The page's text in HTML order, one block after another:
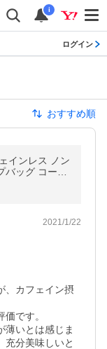
i
ログイン
おすすめ順
インレス ノン
ッグ コーヒ
2021/1/22
、カフェイン摂
です。
薄いとは感じま
充分美味しいと